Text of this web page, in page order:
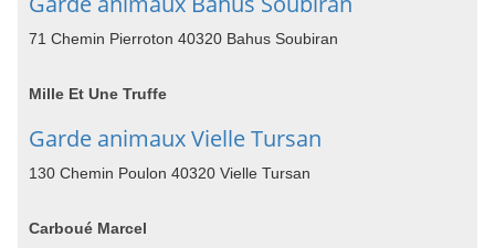
71 Chemin Pierroton 40320 Bahus Soubiran
Mille Et Une Truffe
Garde animaux Vielle Tursan
130 Chemin Poulon 40320 Vielle Tursan
Carboué Marcel